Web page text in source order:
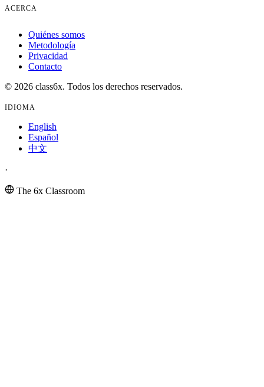
ACERCA
Quiénes somos
Metodología
Privacidad
Contacto
© 2026 class6x. Todos los derechos reservados.
IDIOMA
English
Español
中文
·
The 6x Classroom